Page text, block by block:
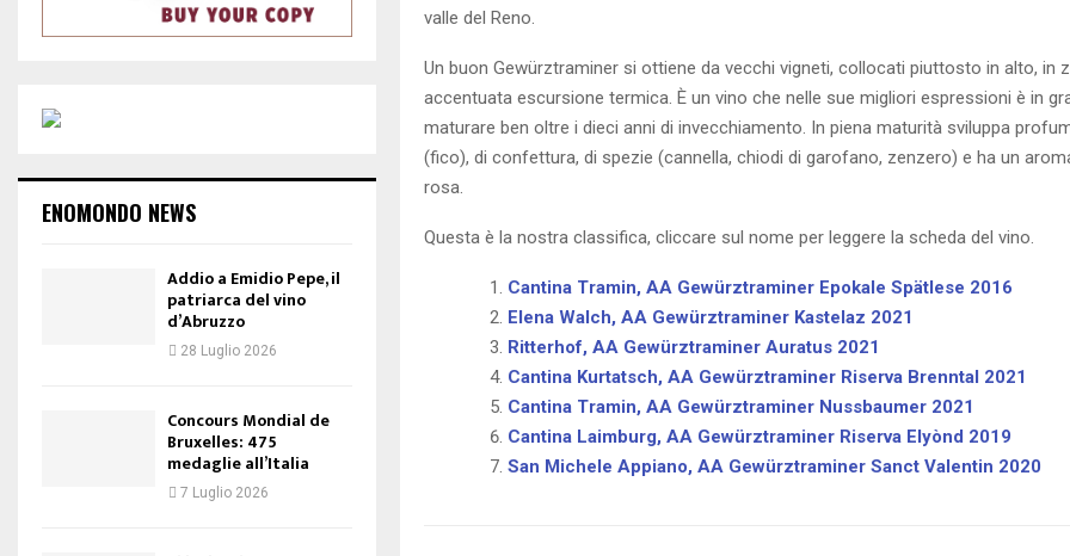
valle del Reno.
Un buon Gewürztraminer si ottiene da vecchi vigneti, collocati piuttosto in alto, in
accentuata escursione termica. È un vino che nelle sue migliori espressioni è in
maturare ben oltre i dieci anni di invecchiamento. In piena maturità sviluppa
(fico), di confettura, di spezie (cannella, chiodi di garofano, zenzero) e ha un
rosa.
Questa è la nostra classifica, cliccare sul nome per leggere la scheda del vino.
Cantina Tramin, AA Gewürztraminer Epokale Spätlese 2016
Elena Walch, AA Gewürztraminer Kastelaz 2021
Ritterhof, AA Gewürztraminer Auratus 2021
Cantina Kurtatsch, AA Gewürztraminer Riserva Brenntal 2021
Cantina Tramin, AA Gewürztraminer Nussbaumer 2021
Cantina Laimburg, AA Gewürztraminer Riserva Elyònd 2019
San Michele Appiano, AA Gewürztraminer Sanct Valentin 2020
ENOMONDO NEWS
Addio a Emidio Pepe, il
patriarca del vino
d’Abruzzo
28 Luglio 2026
Concours Mondial de
Bruxelles: 475
medaglie all’Italia
7 Luglio 2026